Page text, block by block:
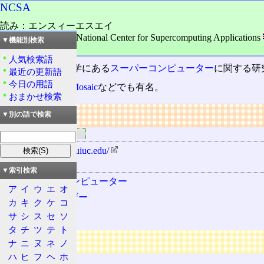
NCSA
読み：エンスィーエスエイ
外語：NCSA: The National Center for Supercomputing Applications
品詞：団体組織名
米国イリノイ大学にある スーパーコンピューターに関する研
Webブラウザー
Mosaicなどでも有名。
リンク
関連するリンク
http://www.ncsa.uiuc.edu/
関連する用語
スーパーコンピューター
Webブラウザー
Mosaic
広告
▼機能別検索
人気検索語
最近の更新語
今日の用語
おまかせ検索
▼別の語で検索
▼索引検索
ア イ ウ エ オ
カ キ ク ケ コ
サ シ ス セ ソ
タ チ ツ テ
ト
ナ ニ ヌ ネ
ノ
ハ ヒ フ ヘ ホ